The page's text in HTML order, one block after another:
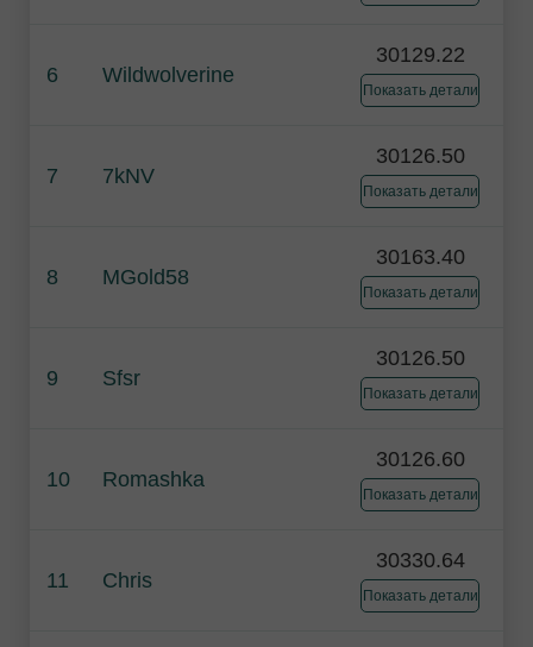
6 Wildwolverine
30129.22
Показать детали
7 7kNV
30126.50
Показать детали
8 MGold58
30163.40
Показать детали
9 Sfsr
30126.50
Показать детали
10 Romashka
30126.60
Показать детали
11 Chris
30330.64
Показать детали